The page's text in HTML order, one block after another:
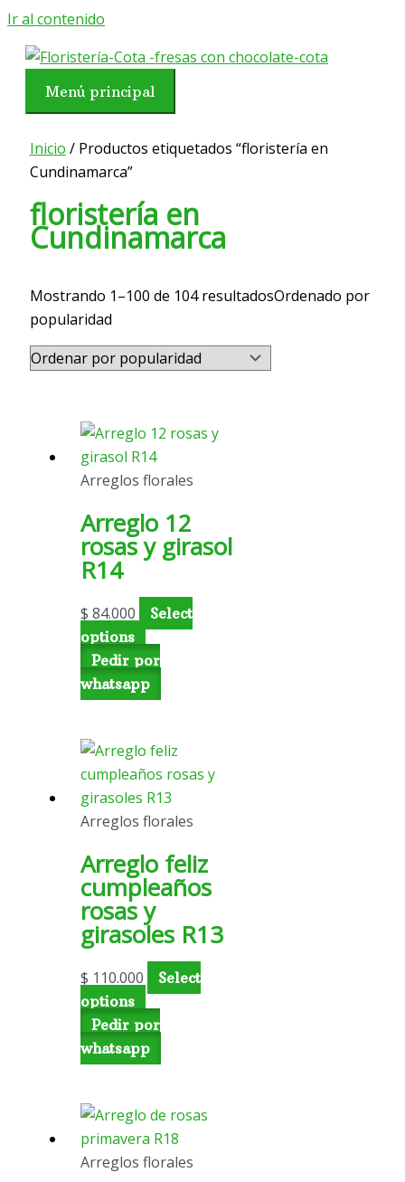
Ir al contenido
Menú principal
Inicio / Productos etiquetados “floristería en
Cundinamarca”
floristería en
Cundinamarca
Mostrando 1–100 de 104 resultadosOrdenado por
popularidad
Arreglos florales
Arreglo 12
rosas y girasol
R14
$ 84.000
Select
options
Pedir por
whatsapp
Arreglos florales
Arreglo feliz
cumpleaños
rosas y
girasoles R13
$ 110.000
Select
options
Pedir por
whatsapp
Arreglos florales